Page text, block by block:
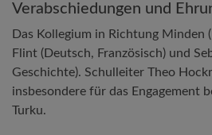
Verabschiedungen und
Das Kollegium in Richtung Minden
Flint (Deutsch, Französisch) und
Geschichte). Schulleiter Theo
insbesondere für das Engagement
Turku.